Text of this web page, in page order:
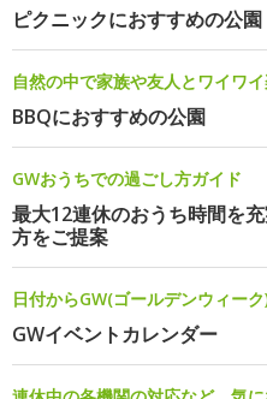
ピクニックにおすすめの公園
自然の中で家族や友人とワイワイ
BBQにおすすめの公園
GWおうちでの過ごし方ガイド
最大12連休のおうち時間を
方をご提案
日付からGW(ゴールデンウィー
GWイベントカレンダー